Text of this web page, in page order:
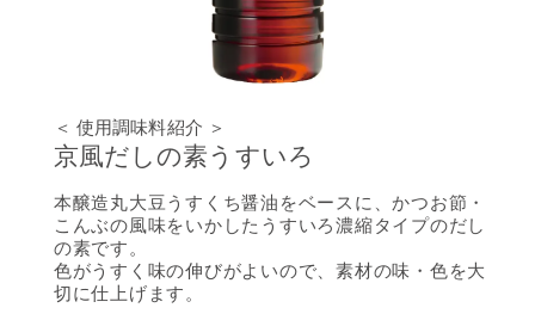
＜ 使用調味料紹介 ＞
京風だしの素うすいろ
本醸造丸大豆うすくち醤油をベースに、かつお節・
こんぶの風味をいかしたうすいろ濃縮タイプのだし
の素です。
色がうすく味の伸びがよいので、素材の味・色を大
切に仕上げます。